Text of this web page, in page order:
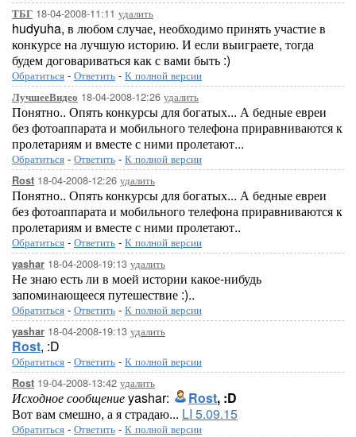
ТБГ 18-04-2008-11:11 удалить
hudyuha, в любом случае, необходимо принять участие в
конкурсе на лучшую историю. И если выиграете, тогда
будем договариваться как с вами быть :)
Обратиться - Ответить - К полной версии
ЛучшееВидео 18-04-2008-12:26 удалить
Понятно.. Опять конкурсы для богатых... А бедные евреи
без фотоаппарата и мобильного телефона приравниваются к
пролетариям и вместе с ними пролетают...
Обратиться - Ответить - К полной версии
Rost 18-04-2008-12:26 удалить
Понятно.. Опять конкурсы для богатых... А бедные евреи
без фотоаппарата и мобильного телефона приравниваются к
пролетариям и вместе с ними пролетают..
Обратиться - Ответить - К полной версии
yashar 18-04-2008-19:13 удалить
Не знаю есть ли в моей истории какое-нибудь
запоминающееся путешествие :)..
Обратиться - Ответить - К полной версии
yashar 18-04-2008-19:13 удалить
Rost, :D
Обратиться - Ответить - К полной версии
Rost 19-04-2008-13:42 удалить
Исходное сообщениеyashar: Rost, :D
Вот вам смешно, а я страдаю... LI 5.09.15
Обратиться - Ответить - К полной версии